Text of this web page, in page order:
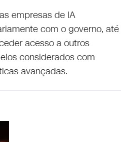
empresas de IA
com o governo, até
acesso a outros
considerados com
avançadas.